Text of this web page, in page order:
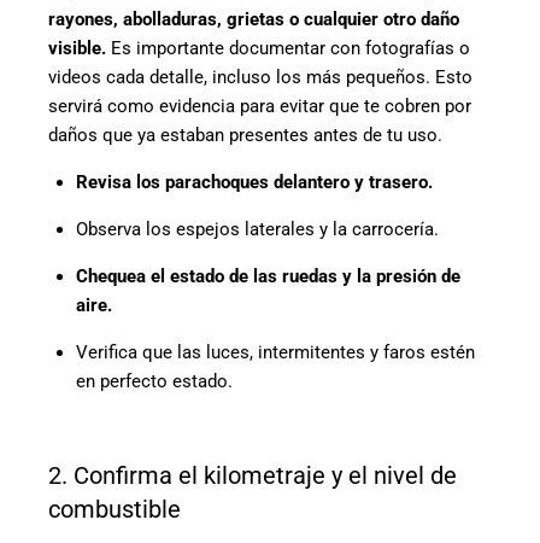
rayones, abolladuras, grietas o cualquier otro daño
visible. Es importante documentar con fotografías o
videos cada detalle, incluso los más pequeños. Esto
servirá como evidencia para evitar que te cobren por
daños que ya estaban presentes antes de tu uso.
Revisa los parachoques delantero y trasero.
Observa los espejos laterales y la carrocería.
Chequea el estado de las ruedas y la presión de
aire.
Verifica que las luces, intermitentes y faros estén
en perfecto estado.
2. Confirma el kilometraje y el nivel de
combustible